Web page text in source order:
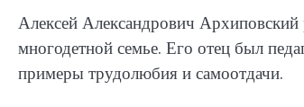
Алексей Александрович
многодетной семье. Его отец был
примеры трудолюбия и самоотдачи.